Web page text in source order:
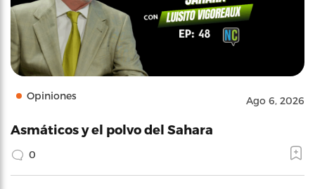
Opiniones Ago 6, 2026
Asmáticos y el polvo del Sahara
0